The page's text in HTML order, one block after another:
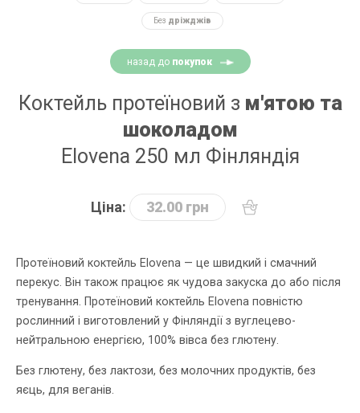
Без дріжджів
назад до покупок
Коктейль протеїновий з м'ятою та
шоколадом
Elovena 250 мл Фінляндія
Ціна: 32.00 грн
Протеїновий коктейль Elovena — це швидкий і смачний
перекус. Він також працює як чудова закуска до або після
тренування. Протеїновий коктейль Elovena повністю
рослинний і виготовлений у Фінляндії з вуглецево-
нейтральною енергією, 100% вівса без глютену.
Без глютену, без лактози, без молочних продуктів, без
яєць, для веганів.